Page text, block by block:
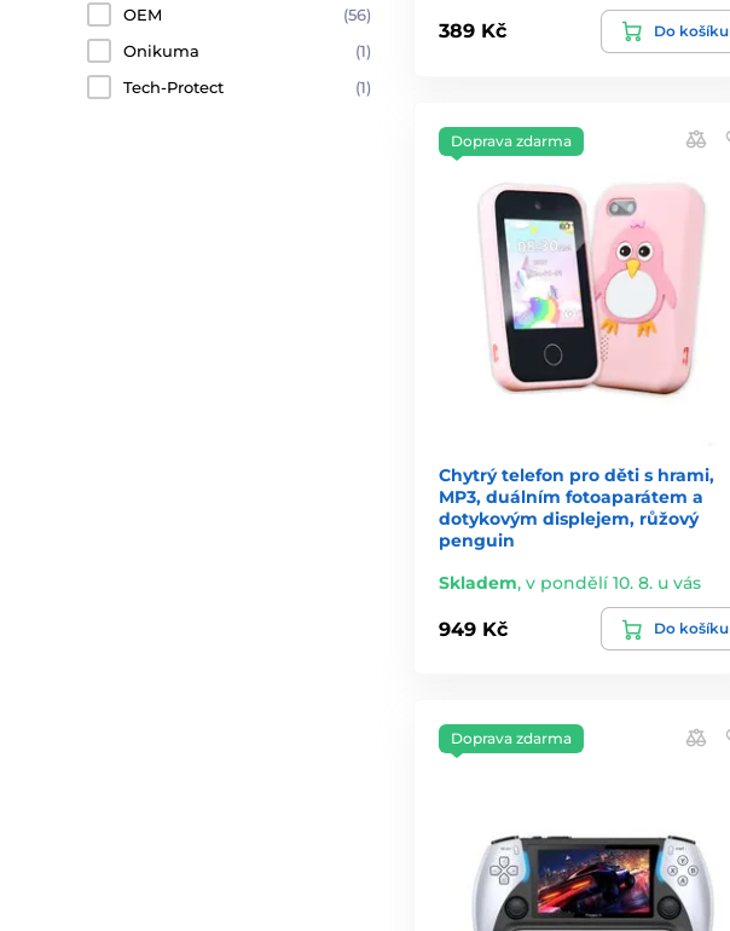
OEM
(56)
Onikuma
(1)
Tech-Protect
(1)
389 Kč Do košíku
Doprava zdarma
Chytrý telefon pro děti s hrami,
MP3, duálním fotoaparátem a
dotykovým displejem, růžový
penguin
Skladem, v pondělí 10. 8. u vás
949 Kč Do košíku
Doprava zdarma